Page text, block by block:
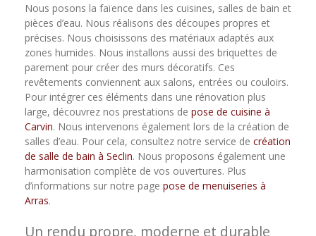
Nous posons la faïence dans les cuisines, salles de bain et
pièces d’eau. Nous réalisons des découpes propres et
précises. Nous choisissons des matériaux adaptés aux
zones humides. Nous installons aussi des briquettes de
parement pour créer des murs décoratifs. Ces
revêtements conviennent aux salons, entrées ou couloirs.
Pour intégrer ces éléments dans une rénovation plus
large, découvrez nos prestations de pose de cuisine à
Carvin. Nous intervenons également lors de la création de
salles d’eau. Pour cela, consultez notre service de création
de salle de bain à Seclin. Nous proposons également une
harmonisation complète de vos ouvertures. Plus
d’informations sur notre page pose de menuiseries à
Arras.
Un rendu propre, moderne et durable